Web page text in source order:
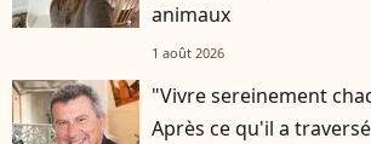
animaux
1 août 2026
"Vivre sereinement
Après ce qu'il a